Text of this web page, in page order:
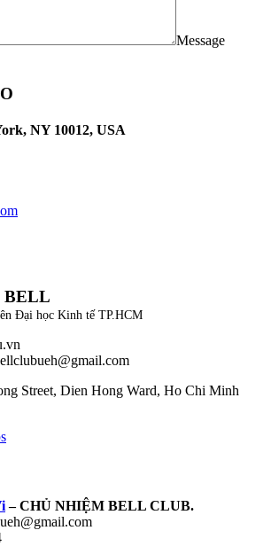
Message
NY 10012, USA
BELL
Đại học Kinh tế TP.HCM
Street, Dien Hong Ward, Ho Chi Minh
– CHỦ NHIỆM BELL CLUB.